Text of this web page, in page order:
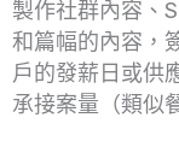
製作社群內容、
和篇幅的內容，
戶的發薪日或供
承接案量（類似